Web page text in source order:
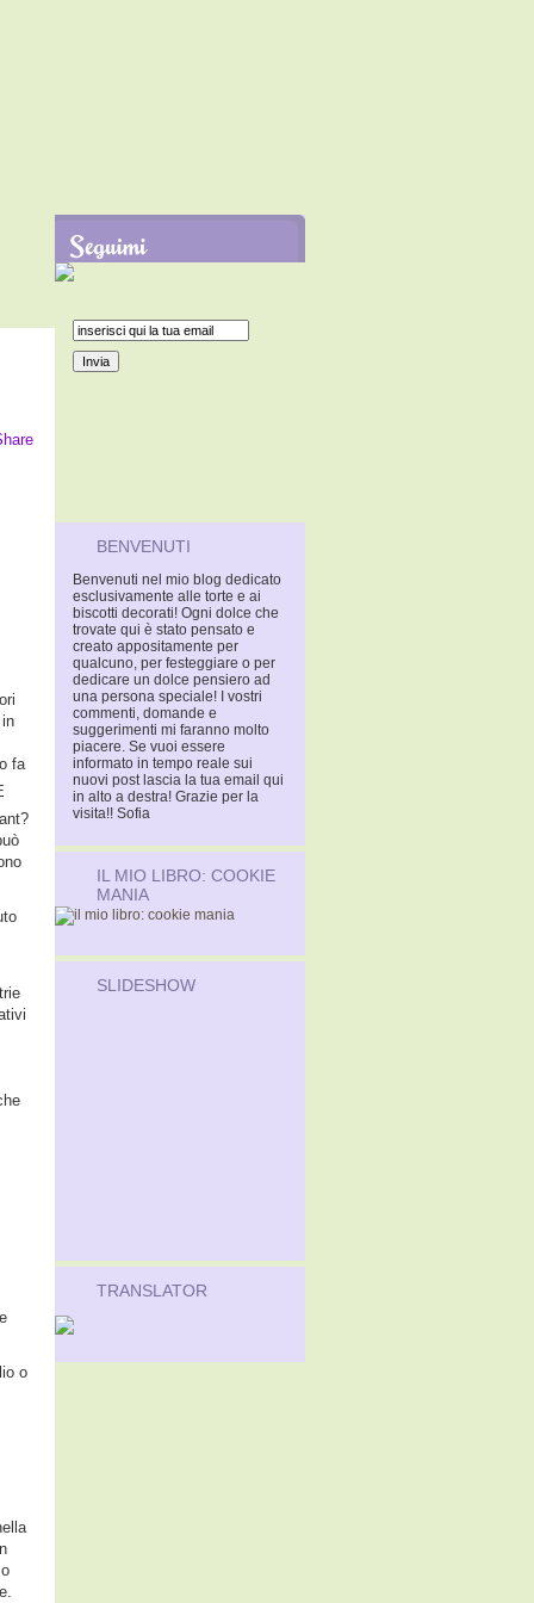
fa
o
BENVENUTI
Benvenuti nel mio blog dedicato
esclusivamente alle torte e ai
biscotti decorati! Ogni dolce che
trovate qui è stato pensato e
creato appositamente per
qualcuno, per festeggiare o per
dedicare un dolce pensiero ad
una persona speciale! I vostri
commenti, domande e
suggerimenti mi faranno molto
piacere. Se vuoi essere
informato in tempo reale sui
nuovi post lascia la tua email qui
in alto a destra! Grazie per la
visita!! Sofia
IL MIO LIBRO: COOKIE
MANIA
SLIDESHOW
TRANSLATOR